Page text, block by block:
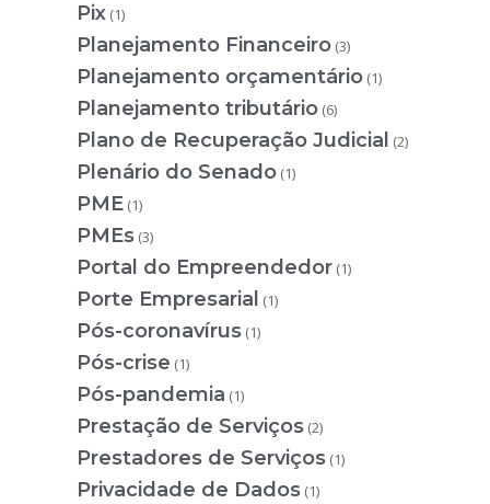
Pix (1)
Planejamento Financeiro (3)
Planejamento orçamentário (1)
Planejamento tributário (6)
Plano de Recuperação Judicial (2)
Plenário do Senado (1)
PME (1)
PMEs (3)
Portal do Empreendedor (1)
Porte Empresarial (1)
Pós-coronavírus (1)
Pós-crise (1)
Pós-pandemia (1)
Prestação de Serviços (2)
Prestadores de Serviços (1)
Privacidade de Dados (1)